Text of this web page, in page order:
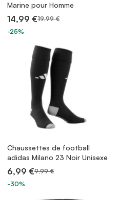
Marine pour Homme
14,99 €19,99 €
-25%
Chaussettes de football
adidas Milano 23 Noir Unisexe
6,99 €9,99 €
-30%